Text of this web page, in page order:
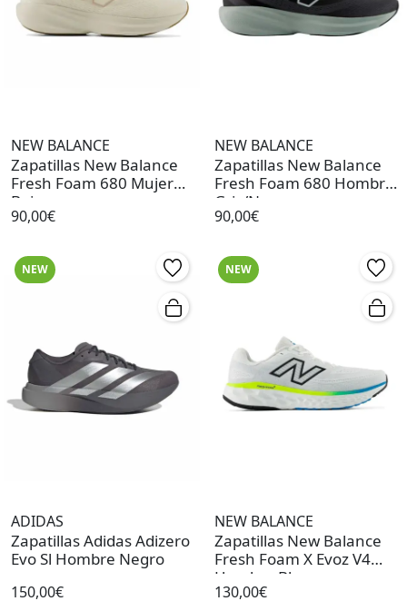
NEW BALANCE
Zapatillas New Balance
Fresh Foam 680 Mujer
Beige
90,00€
NEW BALANCE
Zapatillas New Balance
Fresh Foam 680 Hombre
Gris/Negro
90,00€
NEW
ADIDAS
Zapatillas Adidas Adizero
Evo Sl Hombre Negro
150,00€
NEW
NEW BALANCE
Zapatillas New Balance
Fresh Foam X Evoz V4
Hombre Blanco
130,00€